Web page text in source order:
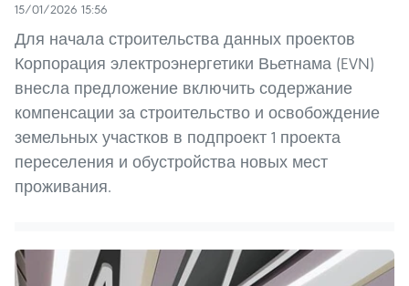
15/01/2026 15:56
Для начала строительства данных проектов
Корпорация электроэнергетики Вьетнама (EVN)
внесла предложение включить содержание
компенсации за строительство и освобождение
земельных участков в подпроект 1 проекта
переселения и обустройства новых мест
проживания.